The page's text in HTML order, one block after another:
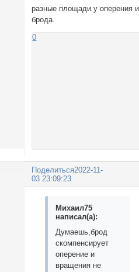
разные площади у оперения и
брода.
0
Поделиться2022-11-
03 23:09:23
Михаил75
написал(а):
Думаешь,брод
скомпенсирует
оперение и
вращения не